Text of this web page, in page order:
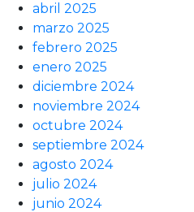
abril 2025
marzo 2025
febrero 2025
enero 2025
diciembre 2024
noviembre 2024
octubre 2024
septiembre 2024
agosto 2024
julio 2024
junio 2024